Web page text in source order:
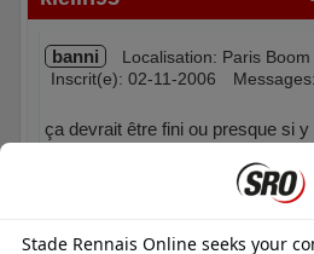
banni
Localisation: Paris Boom
Inscrit(e): 02-11-2006
ça devrait être fini ou presque si y
qqn a le score du match?